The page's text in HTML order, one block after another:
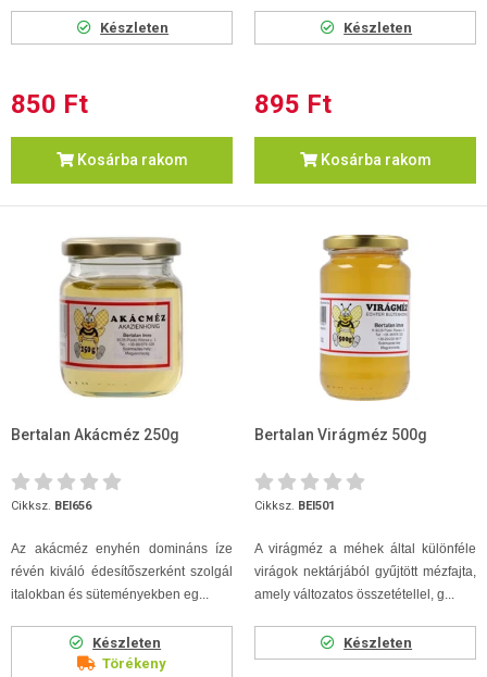
Készleten
850 Ft
Kosárba rakom
Készleten
895 Ft
Kosárba rakom
Bertalan Akácméz 250g
Cikksz. BEI656
Az akácméz enyhén domináns íze
révén kiváló édesítőszerként szolgál
italokban és süteményekben eg...
Készleten
Törékeny
Bertalan Virágméz 500g
Cikksz. BEI501
A virágméz a méhek által különféle
virágok nektárjából gyűjtött mézfajta,
amely változatos összetétellel, g...
Készleten